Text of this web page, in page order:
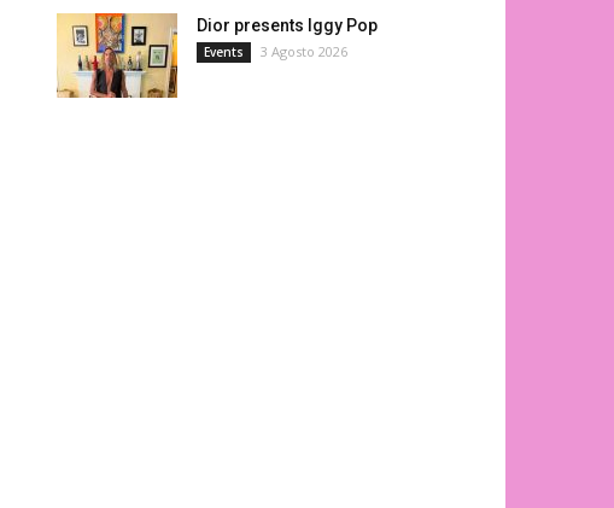
Dior presents Iggy Pop
Events 3 Agosto 2026